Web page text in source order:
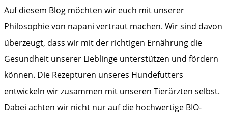
Auf diesem Blog möchten wir euch mit unserer
Philosophie von napani vertraut machen. Wir sind davon
überzeugt, dass wir mit der richtigen Ernährung die
Gesundheit unserer Lieblinge unterstützen und fördern
können. Die Rezepturen unseres Hundefutters
entwickeln wir zusammen mit unseren Tierärzten selbst.
Dabei achten wir nicht nur auf die hochwertige BIO-